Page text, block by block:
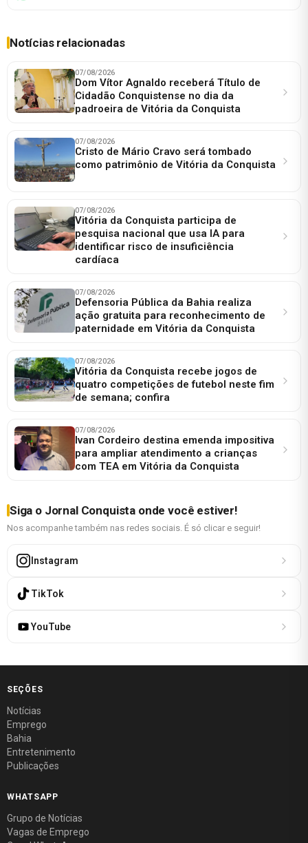
Notícias relacionadas
07/08/2026
Dom Vítor Agnaldo receberá Título de
Cidadão Conquistense no dia da
padroeira de Vitória da Conquista
07/08/2026
Cristo de Mário Cravo será tombado
como patrimônio de Vitória da Conquista
07/08/2026
Vitória da Conquista participa de
pesquisa nacional que usa IA para
identificar risco de insuficiência
cardíaca
07/08/2026
Defensoria Pública da Bahia realiza
ação gratuita para reconhecimento de
paternidade em Vitória da Conquista
07/08/2026
Vitória da Conquista recebe jogos de
quatro competições de futebol neste fim
de semana; confira
07/08/2026
Ivan Cordeiro destina emenda impositiva
para ampliar atendimento a crianças
com TEA em Vitória da Conquista
Siga o Jornal Conquista onde você estiver!
Nos acompanhe também nas redes sociais. É só clicar e seguir!
Instagram
TikTok
YouTube
SEÇÕES
Notícias
Emprego
Bahia
Entretenimento
Publicações
WHATSAPP
Grupo de Notícias
Vagas de Emprego